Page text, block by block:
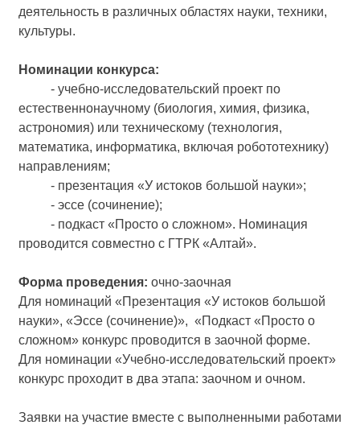
деятельность в различных областях науки, техники,
культуры.
Номинации конкурса:
- учебно-исследовательский проект по
естественнонаучному (биология, химия, физика,
астрономия) или техническому (технология,
математика, информатика, включая робототехнику)
направлениям;
- презентация «У истоков большой науки»;
- эссе (сочинение);
- подкаст «Просто о сложном». Номинация
проводится совместно с ГТРК «Алтай».
Форма проведения: очно-заочная
Для номинаций «Презентация «У истоков большой
науки», «Эссе (сочинение)», «Подкаст «Просто о
сложном» конкурс проводится в заочной форме.
Для номинации «Учебно-исследовательский проект»
конкурс проходит в два этапа: заочном и очном.
Заявки на участие вместе с выполненными работами